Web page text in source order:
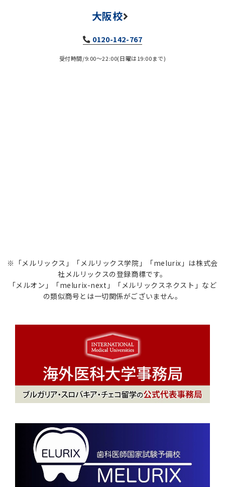
大阪校
0120-142-767
受付時間/9:00～22:00(日曜は19:00まで)
※「メルリックス」「メルリックス学院」「melurix」は株式会
社メルリックスの登録商標です。
「メルオン」「melurix-next」「メルリックスネクスト」など
の類似商号とは一切関係がございません。